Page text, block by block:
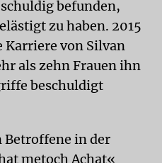
befunden,
zu haben. 2015
Karriere von Silvan
als zehn Frauen ihn
beschuldigt
Betroffene in der
metoch Achat«